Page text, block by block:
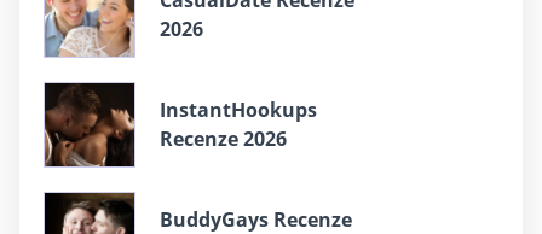
2026
InstantHookups
Recenze 2026
BuddyGays Recenze